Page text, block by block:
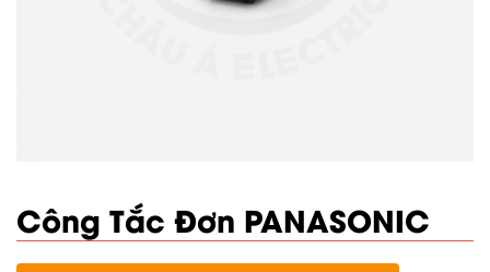
Công Tắc Đơn PANASONIC